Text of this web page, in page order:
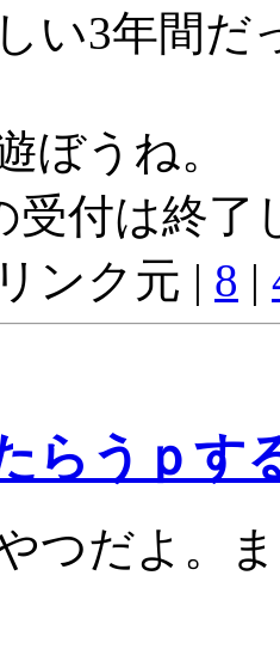
い3年間だ
ぼうね。
受付は終了
ンク元 | 8 |
らうｐす
つだよ。